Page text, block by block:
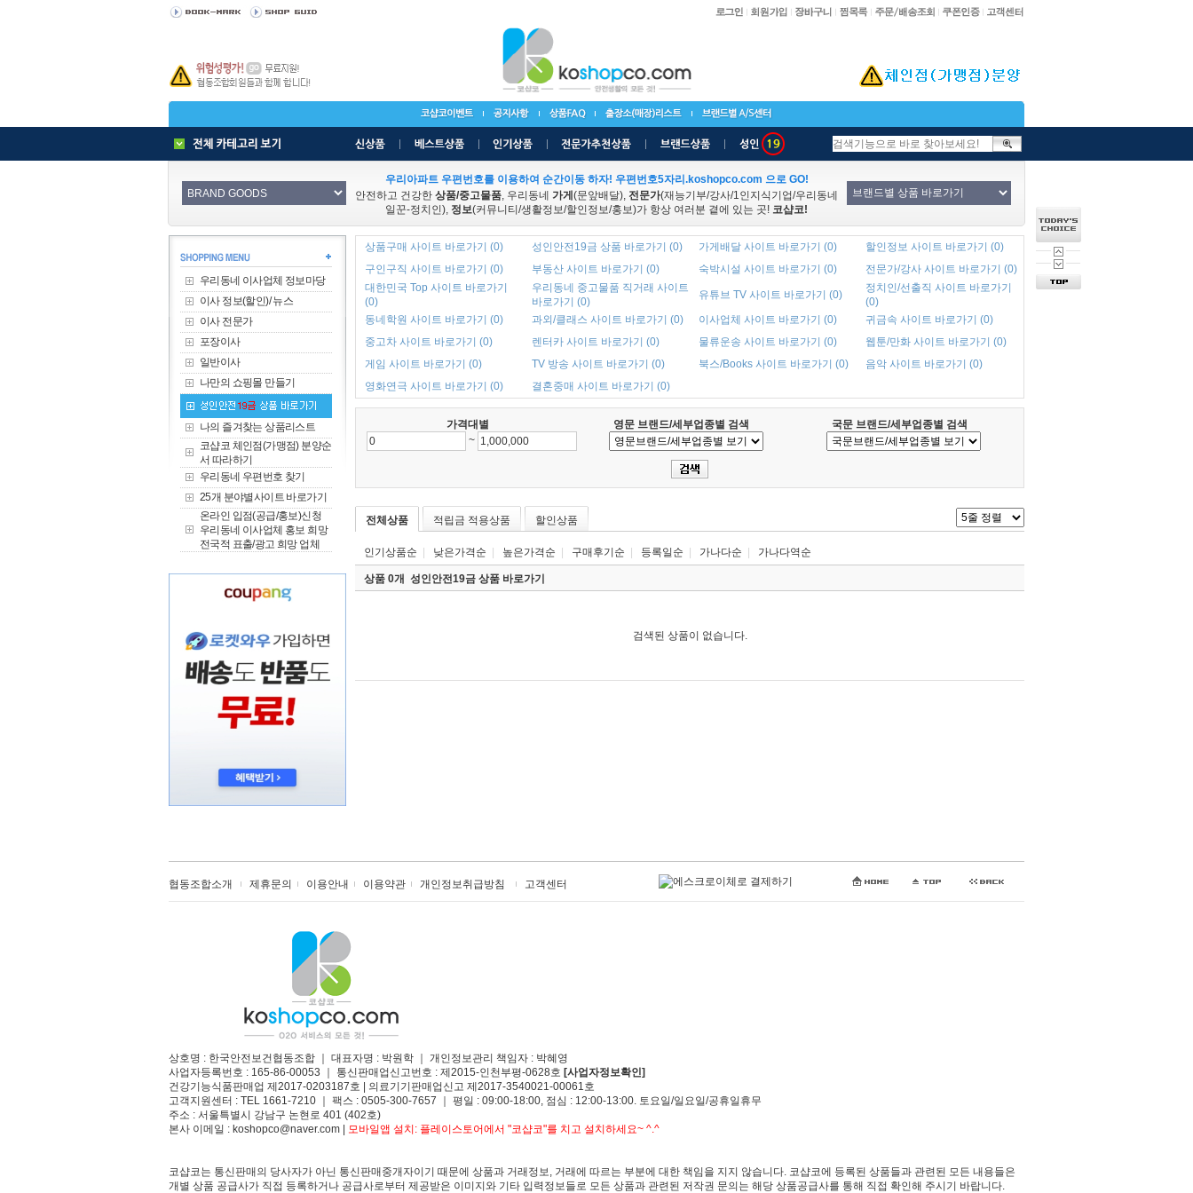
우리아파트 우편번호를 이용하여 순간이동 하자! 우편번호5자리.koshopco.com 으로 GO!
안전하고 건강한 상품/중고물품, 우리동네 가게 (문앞배달), 전문가(재능기부/강사/1인지식기업/우리동네
일꾼-정치인), 정보(커뮤니티/생활정보/할인정보/홍보)가 항상 여러분 곁에 있는 곳! 코샵코!
우리동네 이사업체 정보마당
이사 정보(할인)/ 뉴스
이사 전문가
포장이사
일반이사
나만의 쇼핑몰 만들기
나의 즐겨찾는 상품리스트
코샵코 체인점(가맹점) 분양순
서 따라하기
우리동네 우편번호 찾기
25개 분야별사이트 바로가기
온라인 입점(공급/홍보)신청
우리동네 이사업체 홍보 희망
전국적 표출/광고 희망 업체
상품구매 사이트 바로가기 (0) 성인안전19금 상품 바로가기 (0) 가게배달 사이트 바로가기 (0)
할인정보 사이트 바로가기 (0)
구인구직 사이트 바로가기 (0)
부동산 사이트 바로가기 (0) 숙박시설 사이트 바로가기 (0)
전문가/강사 사이트 바로가기 (0)
대한민국 Top 사이트 바로가기
(0)
우리동네 중고물품 직거래 사이트
바로가기 (0)
유튜브 TV 사이트 바로가기 (0)
정치인/선출직 사이트 바로가기
(0)
동네학원 사이트 바로가기 (0)
과외/클래스 사이트 바로가기 (0) 이사업체 사이트 바로가기 (0)
귀금속 사이트 바로가기 (0)
중고차 사이트 바로가기 (0)
렌터카 사이트 바로가기 (0) 물류운송 사이트 바로가기 (0)
웹툰/만화 사이트 바로가기 (0)
게임 사이트 바로가기 (0)
TV 방송 사이트 바로가기 (0) 북스/Books 사이트 바로가기 (0)
음악 사이트 바로가기 (0)
영화연극 사이트 바로가기 (0)
결혼중매 사이트 바로가기 (0)
가격대별 영문 브랜드/세부업종별 검색
국문 브랜드/세부업종별 검색
~
전체상품 적립금 적용상품 할인상품
인기상품순 낮은가격순 높은가격순 구매후기순 등록일순 가나다순 가나다역순
상품 0개 성인안전19금 상품 바로가기
검색된 상품이 없습니다.
협동조합소개 제휴문의 이용안내 이용약관 개인정보취급방침 고객센터
상호명 : 한국안전보건협동조합 ｜ 대표자명 : 박원학 ｜ 개인정보관리 책임자 : 박혜영
사업자등록번호 : 165-86-00053 ｜ 통신판매업신고번호 : 제2015-인천부평-0628호 [사업자정보확인]
건강기능식품판매업 제2017-0203187호 | 의료기기판매업신고 제2017-3540021-00061호
고객지원센터 : TEL 1661-7210 ｜ 팩스 : 0505-300-7657 ｜ 평일 : 09:00-18:00, 점심 : 12:00-13:00. 토요일/일요일/공휴일휴무
주소 : 서울특별시 강남구 논현로 401 (402호)​
본사 이메일 : koshopco@naver.com | 모바일앱 설치: 플레이스토어에서 "코샵코"를 치고 설치하세요~ ^.^
코샵코는 통신판매의 당사자가 아닌 통신판매중개자이기 때문에 상품과 거래정보, 거래에 따르는 부분에 대한 책임을 지지 않습니다. 코샵코에 등록된 상품들과 관련된 모든 내용들은
개별 상품 공급사가 직접 등록하거나 공급사로부터 제공받은 이미지와 기타 입력정보들로 모든 상품과 관련된 저작권 문의는 해당 상품공급사를 통해 직접 확인해 주시기 바랍니다.​